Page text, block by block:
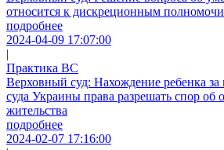
относится к дискреционным
подробнее
2024-04-09 17:07:00
|
Практика ВС
Верховный суд: Нахождение ребенка
суда Украины права разрешать спор об
жительства
подробнее
2024-02-07 17:16:00